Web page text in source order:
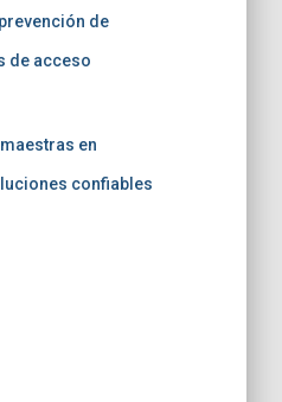
de
de acceso
en
confiables